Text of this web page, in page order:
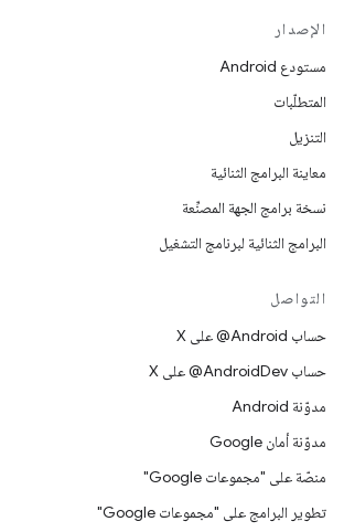
الإصدار
مستودع Android
المتطلّبات
التنزيل
معاينة البرامج الثنائية
نسخة برامج الجهة المصنِّعة
البرامج الثنائية لبرنامج التشغيل
التواصل
حساب ‎@Android على X
حساب ‎@AndroidDev على X
مدوّنة Android
مدوّنة أمان Google
منصّة على "مجموعات Google"
تطوير البرامج على "مجموعات Google"